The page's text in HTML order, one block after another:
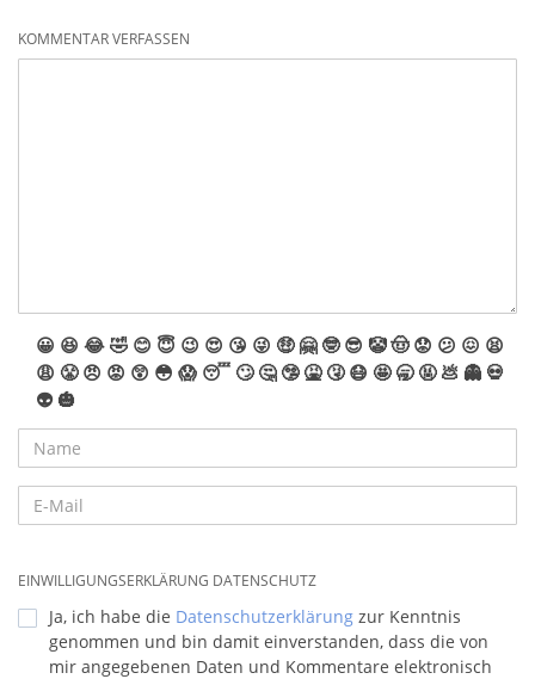
KOMMENTAR VERFASSEN
😀 😆 😂🤣 😊 😇 😉 😍 😘 😜 🤑 🤗 🤓 😎 🤡🤠 😟 😕 😖 😫
😩 😤 😠 😡 😲 😳 😱 😴 🙄 🤔 🤥 🤮 🤧 😷 🤩 🥱 🤬 💩 👻 💀
👽 🎃
EINWILLIGUNGSERKLÄRUNG DATENSCHUTZ
Ja, ich habe die Datenschutzerklärung zur Kenntnis
genommen und bin damit einverstanden, dass die von
mir angegebenen Daten und Kommentare elektronisch